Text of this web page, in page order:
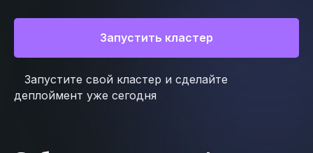
Запустить кластер
Запустите свой кластер и сделайте
деплоймент уже сегодня